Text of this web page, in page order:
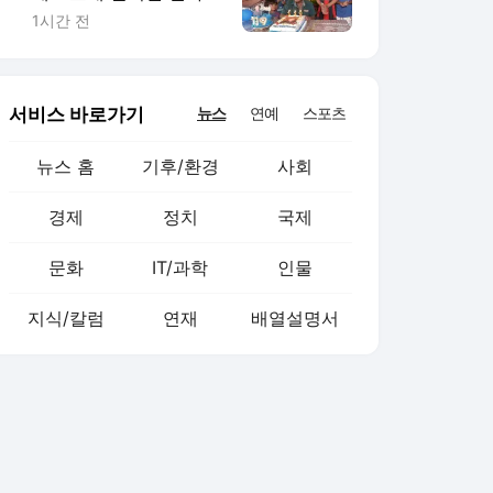
고 건강하게 먹어라"
1시간 전
서비스 바로가기 뉴스 연예 스포츠
뉴스 홈 기후/환경 사회
경제 정치 국제
문화 IT/과학 인물
지식/칼럼 연재 배열설명서